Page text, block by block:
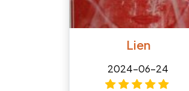
Lien
2024-06-24